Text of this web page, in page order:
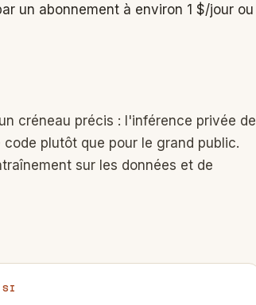
un abonnement à environ 1 $/jour ou
créneau précis : l'inférence privée de
plutôt que pour le grand public.
sur les données et de
SI